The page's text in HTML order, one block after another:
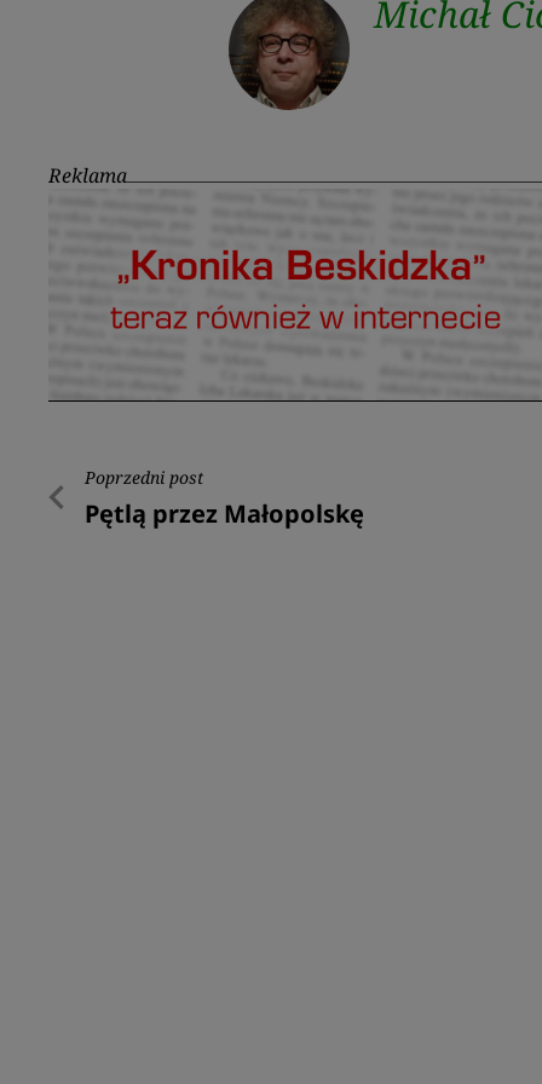
Michał
Reklama
Nawigacja
wpisu
Poprzedni post
Poprzedni
Pętlą przez Małopolskę